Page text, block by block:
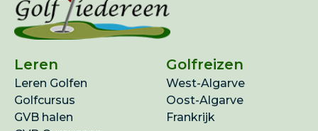
Leren
Leren Golfen
Golfcursus
GVB halen
Golfreizen
West-Algarve
Oost-Algarve
Frankrijk